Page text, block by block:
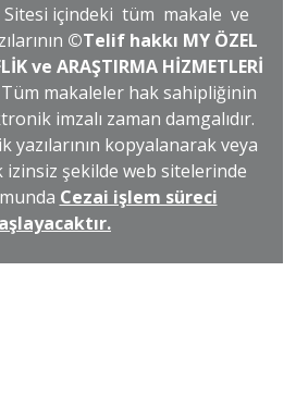
Sitesi içindeki tüm makale ve
©Telif hakkı MY ÖZEL
ve ARAŞTIRMA HİZMETLERİ
Tüm makaleler hak sahipliğinin
imzalı zaman damgalıdır.
yazılarının kopyalanarak veya
izinsiz şekilde web sitelerinde
Cezai işlem süreci